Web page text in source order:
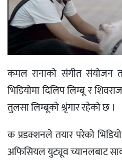
कमल रानाको संगीत संयोजन
भिडियोमा दिलिप लिम्बू र
तुलसा लिम्बूको श्रृंगार रहेको छ ।
क प्रडक्शनले तयार परेको
अफिसियल युट्यूव च्यानलबाट